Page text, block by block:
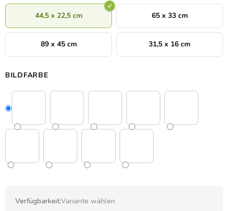
44,5 x 22,5 cm 65 x 33 cm
89 x 45 cm 31,5 x 16 cm
BILDFARBE
Verfügbarkeit:Variante wählen